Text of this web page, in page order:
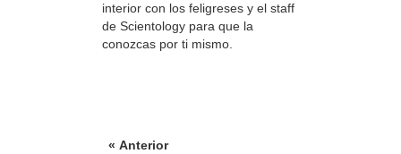
interior con los feligreses y el staff
de Scientology para que la
conozcas por ti mismo.
« Anterior